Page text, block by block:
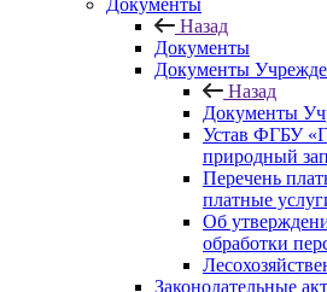
Документы
Назад
Документы
Документы
Назад
Документы
Устав ФГБУ
природный
Перечень
платные
Об
обработки
Законодательные